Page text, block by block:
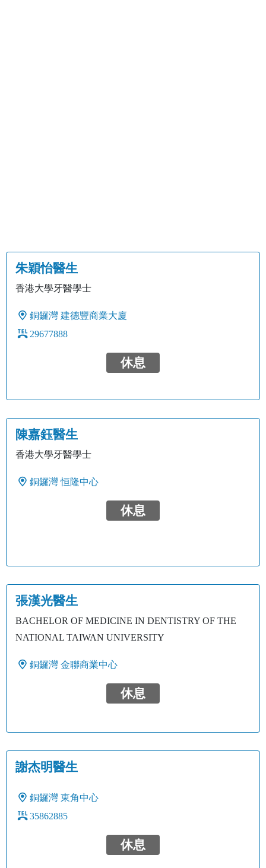
朱穎怡醫生
香港大學牙醫學士
銅鑼灣 建德豐商業大廈
29677888
休息
陳嘉鈺醫生
香港大學牙醫學士
銅鑼灣 恒隆中心
休息
張漢光醫生
BACHELOR OF MEDICINE IN DENTISTRY OF THE
NATIONAL TAIWAN UNIVERSITY
銅鑼灣 金聯商業中心
休息
謝杰明醫生
銅鑼灣 東角中心
35862885
休息